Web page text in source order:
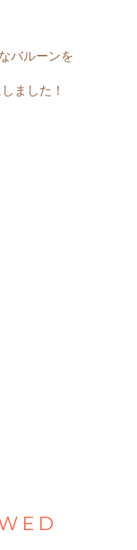
バルーンを
ました！